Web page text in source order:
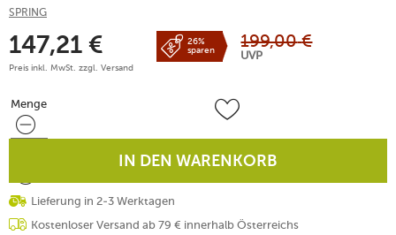
SPRING
147,21 €
Preis inkl. MwSt. zzgl. Versand
26%
sparen
199,00 €
UVP
Menge
Menge
IN DEN WARENKORB
Lieferung in 2-3 Werktagen
Kostenloser Versand ab 79 € innerhalb Österreichs